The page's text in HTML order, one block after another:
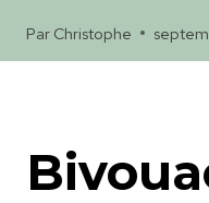
Par Christophe